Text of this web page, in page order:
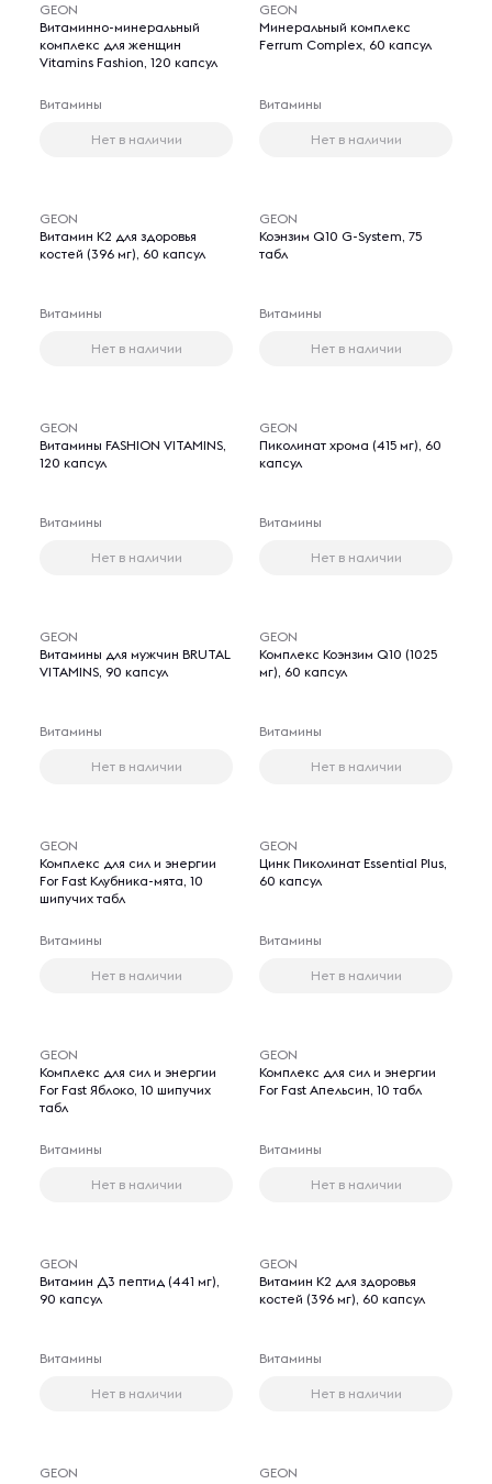
GEON
Витаминно-минеральный
комплекс для женщин
Vitamins Fashion, 120 капсул
Витамины
Нет в наличии
GEON
Минеральный комплекс
Ferrum Complex, 60 капсул
Витамины
Нет в наличии
GEON
Витамин K2 для здоровья
костей (396 мг), 60 капсул
Витамины
Нет в наличии
GEON
Коэнзим Q10 G-System, 75
табл
Витамины
Нет в наличии
GEON
Витамины FASHION VITAMINS,
120 капсул
Витамины
Нет в наличии
GEON
Пиколинат хрома (415 мг), 60
капсул
Витамины
Нет в наличии
GEON
Витамины для мужчин BRUTAL
VITAMINS, 90 капсул
Витамины
Нет в наличии
GEON
Комплекс Коэнзим Q10 (1025
мг), 60 капсул
Витамины
Нет в наличии
GEON
Комплекс для сил и энергии
For Fast Клубника-мята, 10
шипучих табл
Витамины
Нет в наличии
GEON
Цинк Пиколинат Essential Plus,
60 капсул
Витамины
Нет в наличии
GEON
Комплекс для сил и энергии
For Fast Яблоко, 10 шипучих
табл
Витамины
Нет в наличии
GEON
Комплекс для сил и энергии
For Fast Апельсин, 10 табл
Витамины
Нет в наличии
GEON
Витамин Д3 пептид (441 мг),
90 капсул
Витамины
Нет в наличии
GEON
Витамин K2 для здоровья
костей (396 мг), 60 капсул
Витамины
Нет в наличии
GEON
GEON